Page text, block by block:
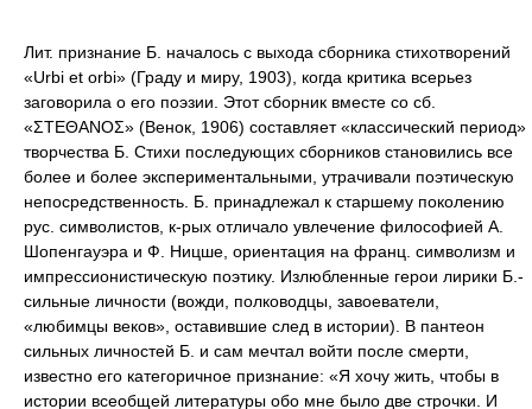
Лит. признание Б. началось с выхода сборника стихотворений
«Urbi et orbi» (Граду и миру, 1903), когда критика всерьез
заговорила о его поэзии. Этот сборник вместе со сб.
«ΣΤΕΘΑΝΟΣ» (Венок, 1906) составляет «классический период»
творчества Б. Стихи последующих сборников становились все
более и более экспериментальными, утрачивали поэтическую
непосредственность. Б. принадлежал к старшему поколению
рус. символистов, к-рых отличало увлечение философией А.
Шопенгауэра и Ф. Ницше, ориентация на франц. символизм и
импрессионистическую поэтику. Излюбленные герои лирики Б.-
сильные личности (вожди, полководцы, завоеватели,
«любимцы веков», оставившие след в истории). В пантеон
сильных личностей Б. и сам мечтал войти после смерти,
известно его категоричное признание: «Я хочу жить, чтобы в
истории всеобщей литературы обо мне было две строчки. И